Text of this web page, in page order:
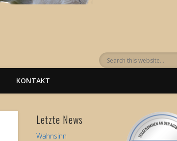
KONTAKT
Letzte News
Wahnsinn